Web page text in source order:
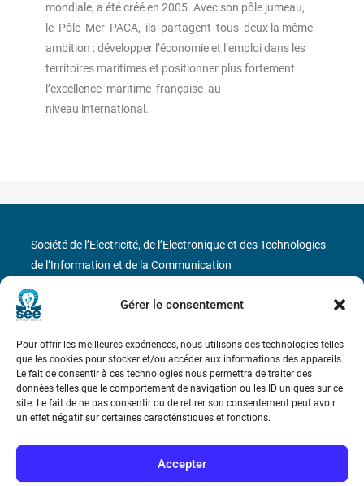
Gérer le consentement
Pour offrir les meilleures expériences, nous utilisons des technologies telles
que les cookies pour stocker et/ou accéder aux informations des appareils.
Le fait de consentir à ces technologies nous permettra de traiter des
données telles que le comportement de navigation ou les ID uniques sur ce
site. Le fait de ne pas consentir ou de retirer son consentement peut avoir
un effet négatif sur certaines caractéristiques et fonctions.
Accepter
mondiale, a été créé en 2005. Avec son pôle jumeau,
le Pôle Mer PACA, ils partagent tous deux la même
ambition : développer l’économie et l’emploi dans les
territoires maritimes et positionner plus fortement
l’excellence maritime française au
niveau international.
Bicentenaire des découvertes d’André-
Société de l’Electricité, de l’Electronique et des Technologies
de l’Information et de la Communication
17 rue de l’Amiral Hamelin 75116 Paris
Métro : « Boissière » Ligne 6 et « Iéna » Ligne 9
Téléphone : (+33) 1 56 90 37 17
N° de SIREN : 785 393 232, Code APE : 9412Z TVA intra-